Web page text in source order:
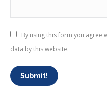
By using this form you agree
data by this website.
Submit!